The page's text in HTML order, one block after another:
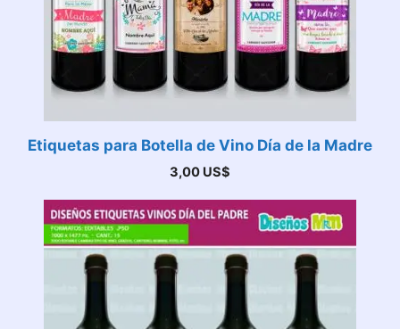
Etiquetas para Botella de Vino Día de la Madre
3,00 US$